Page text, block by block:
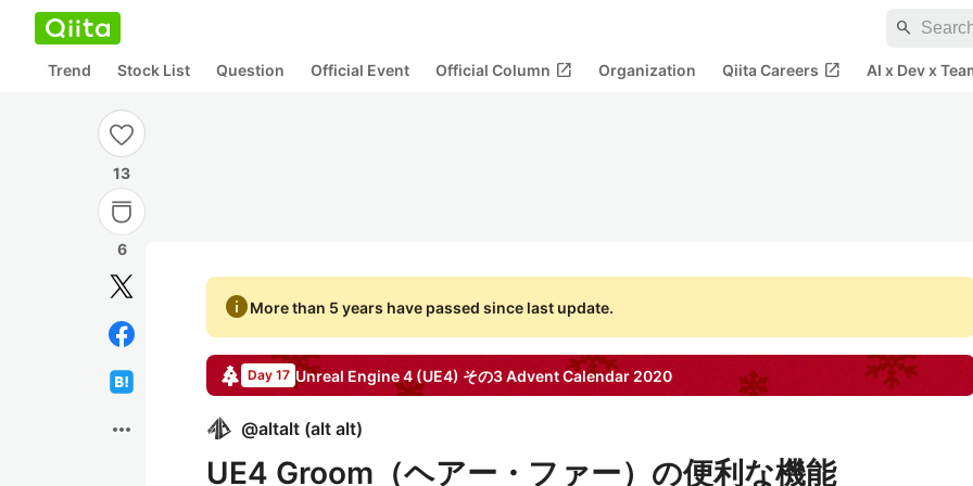
search
Trend Stock List Question Official Event Official Column open_in_new Organization Qiita Careers open_in_new AI x Dev x
13
6
more_horiz
infoMore than 5 years have passed since last update.
Day 17 Unreal Engine 4 (UE4) その3Advent Calendar 2020
@altalt (alt alt)
UE4 Groom（ヘアー・ファー）の便利な機能